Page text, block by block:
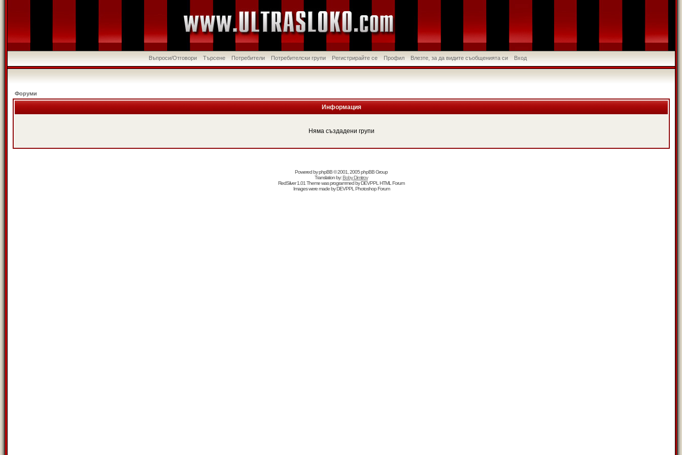
Въпроси/Отговори Търсене Потребители Потребителски групи Регистрирайте се Профил Влезте, за да видите съобщенията си Вход
Форуми
Информация
Няма създадени групи
Powered byphpBB© 2001, 2005 phpBB Group
Translation by:Boby Dimitrov
RedSilver 1.01 Theme was programmed byDEVPPL HTML Forum
Images were made byDEVPPL Photoshop Forum